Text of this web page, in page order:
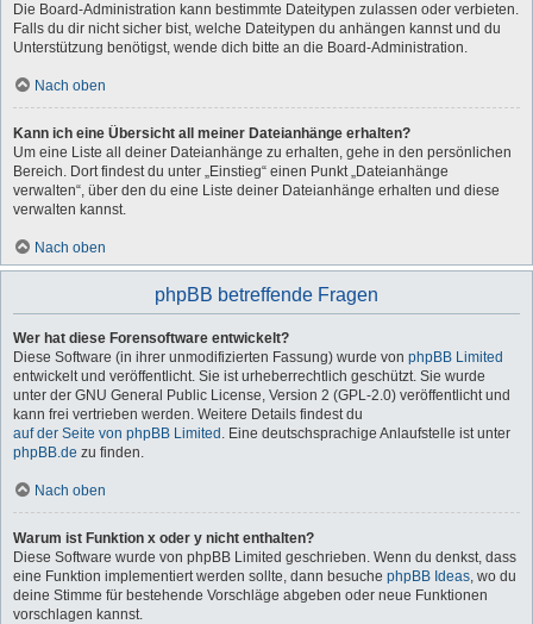
Die Board-Administration kann bestimmte Dateitypen zulassen oder verbieten.
Falls du dir nicht sicher bist, welche Dateitypen du anhängen kannst und du
Unterstützung benötigst, wende dich bitte an die Board-Administration.
Nach oben
Kann ich eine Übersicht all meiner Dateianhänge erhalten?
Um eine Liste all deiner Dateianhänge zu erhalten, gehe in den persönlichen
Bereich. Dort findest du unter „Einstieg“ einen Punkt „Dateianhänge
verwalten“, über den du eine Liste deiner Dateianhänge erhalten und diese
verwalten kannst.
Nach oben
phpBB betreffende Fragen
Wer hat diese Forensoftware entwickelt?
Diese Software (in ihrer unmodifizierten Fassung) wurde von phpBB Limited
entwickelt und veröffentlicht. Sie ist urheberrechtlich geschützt. Sie wurde
unter der GNU General Public License, Version 2 (GPL-2.0) veröffentlicht und
kann frei vertrieben werden. Weitere Details findest du
auf der Seite von phpBB Limited . Eine deutschsprachige Anlaufstelle ist unter
phpBB.de zu finden.
Nach oben
Warum ist Funktion x oder y nicht enthalten?
Diese Software wurde von phpBB Limited geschrieben. Wenn du denkst, dass
eine Funktion implementiert werden sollte, dann besuche phpBB Ideas, wo du
deine Stimme für bestehende Vorschläge abgeben oder neue Funktionen
vorschlagen kannst.